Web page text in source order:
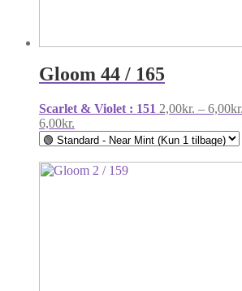
Gloom 44 / 165
Scarlet & Violet : 151 2,00kr. – 6,00kr.
6,00kr.